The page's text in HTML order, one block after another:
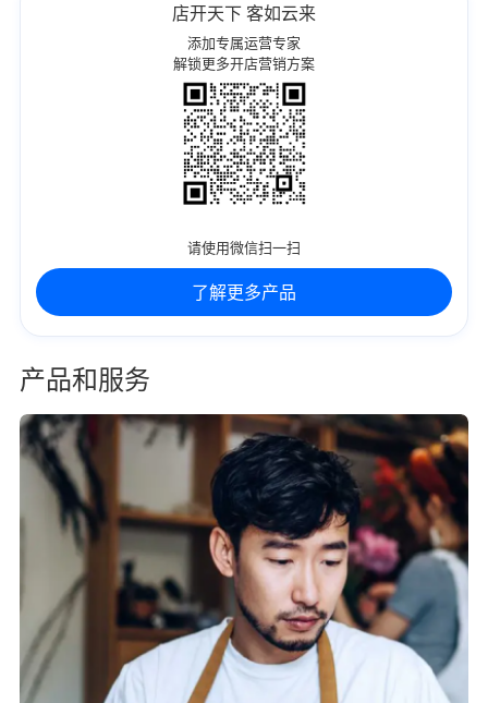
店开天下 客如云来
添加专属运营专家
解锁更多开店营销方案
请使用微信扫一扫
了解更多产品
产品和服务